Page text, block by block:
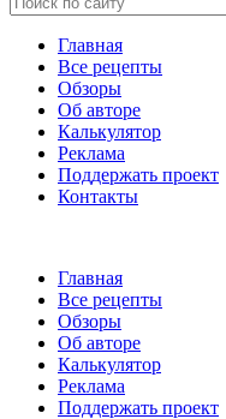
Главная
Все рецепты
Обзоры
Об авторе
Калькулятор
Реклама
Поддержать проект
Контакты
Главная
Все рецепты
Обзоры
Об авторе
Калькулятор
Реклама
Поддержать проект